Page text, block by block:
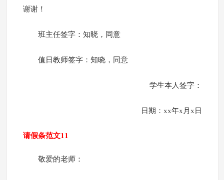
谢谢！
班主任签字：知晓，同意
值日教师签字：知晓，同意
学生本人签字：
日期：xx年x月x日
请假条范文11
敬爱的老师：